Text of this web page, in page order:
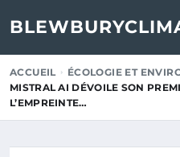
ACCUEIL
ÉCOLOGIE ET
MISTRAL AI DÉVOILE SON
L’EMPREINTE…